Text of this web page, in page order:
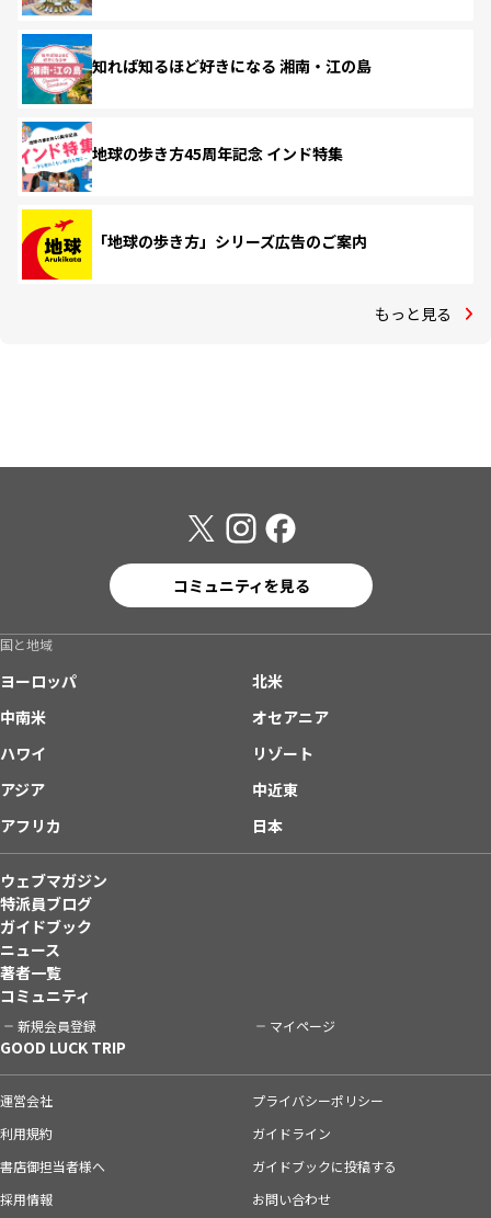
知れば知るほど好きになる 湘南・江の島
地球の歩き方45周年記念 インド特集
「地球の歩き方」シリーズ広告のご案内
もっと見る
コミュニティを見る
国と地域
ヨーロッパ
北米
中南米
オセアニア
ハワイ
リゾート
アジア
中近東
アフリカ
日本
ウェブマガジン
特派員ブログ
ガイドブック
ニュース
著者一覧
コミュニティ
新規会員登録 マイページ
GOOD LUCK TRIP
運営会社
プライバシーポリシー
利用規約
ガイドライン
書店御担当者様へ
ガイドブックに投稿する
採用情報
お問い合わせ